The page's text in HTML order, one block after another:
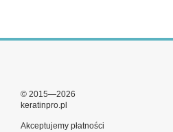
© 2015—2026
keratinpro.pl
Akceptujemy płatności